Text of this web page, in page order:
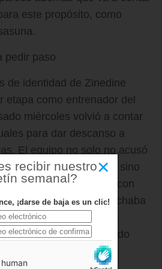
este propósito, como
pedir paso
de identidad de Zinedine
etapa como entrenador del
miércoles volvió a contar
para dar descanso a
El equipo no solo no acusó
o Eden Hazard, sino
un gran fútbol, ganó con
ante un rival que marchaba
y por si fuera poco,
cero por segundo partido
×
recibir nuestro
semanal?
¡darse de baja es un clic!